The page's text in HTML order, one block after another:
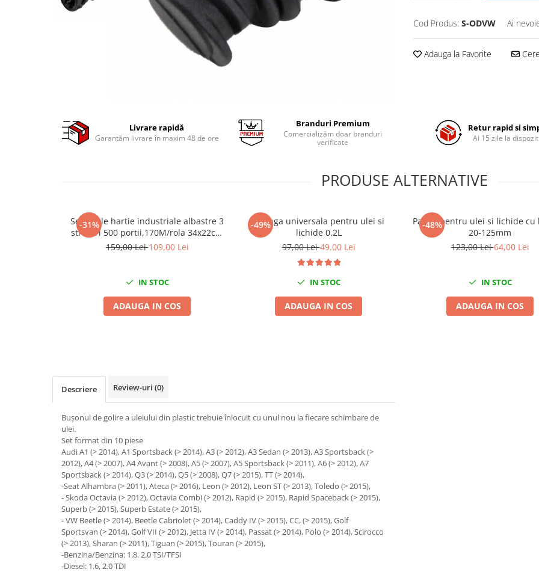
Dispozitive spalat piese
Module scule
Echipamente De Sudura
Sudura In Puncte
Redresoare,Roboti Pornire,Cabluri
Chei filtru ulei
Recuperatoare de ulei
Scule Ajutatoare
Scule De Mana si Unelte
Aparate de nituit si capsat
Capsatoare tapiterie
Chei Dinamometrice
Ciocane Dalti si Dornuri
Reparat Filete
Cod Produs: S-ODVW Ai
Adauga la Favorite
Livrare rapidă
Garantăm livrare în maxim 48 de ore
Branduri Premium
Comercializăm doar branduri
verificate
Retur rapid si
Ai 15 zile la
PRODUSE ALTERNATIVE
-31%
Set 2 role hartie industriale albastre 3
straturi 500 portii,170M/rola 34x22cm
Mega Blue
159,00 Lei109,00 Lei
IN STOC
ADAUGA IN COS
-49%
Seringa universala pentru ulei si
lichide 0.2L
97,00 Lei49,00 Lei
IN STOC
ADAUGA IN COS
-48%
Palnie pentru ulei si lichide cu
20-125mm
123,00 Lei64,00 Lei
IN STOC
ADAUGA IN COS
Descriere Review-uri (0)
Buşonul de golire a uleiului din plastic trebuie înlocuit cu unul nou la fiecare schimbare de
ulei.
Set format din 10 piese
Audi A1 (> 2014), A1 Sportsback (> 2014), A3 (> 2012), A3 Sedan (> 2013), A3 Sportsback (>
2012), A4 (> 2007), A4 Avant (> 2008), A5 (> 2007), A5 Sportsback (> 2011), A6 (> 2012), A7
Sportsback (> 2014), Q3 (> 2014), Q5 (> 2008), Q7 (> 2015), TT (> 2014),
-Seat Alhambra (> 2011), Ateca (> 2016), Leon (> 2012), Leon ST (> 2013), Toledo (> 2015),
- Skoda Octavia (> 2012), Octavia Combi (> 2012), Rapid (> 2015), Rapid Spaceback (> 2015),
Superb (> 2015), Superb Estate (> 2015),
- VW Beetle (> 2014), Beetle Cabriolet (> 2014), Caddy IV (> 2015), CC, (> 2015), Golf
Sportsvan (> 2014), Golf VII (> 2012), Jetta IV (> 2014), Passat (> 2014), Polo (> 2014), Scirocco
(> 2013), Sharan (> 2011), Tiguan (> 2015), Touran (> 2015),
-Benzina/Benzina: 1.8, 2.0 TSI/TFSI
-Diesel: 1.6, 2.0 TDI